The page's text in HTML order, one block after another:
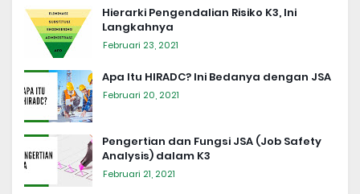
Hierarki Pengendalian Risiko K3, Ini
Langkahnya
Februari 23, 2021
Apa Itu HIRADC? Ini Bedanya dengan JSA
Februari 20, 2021
Pengertian dan Fungsi JSA (Job Safety
Analysis) dalam K3
Februari 21, 2021